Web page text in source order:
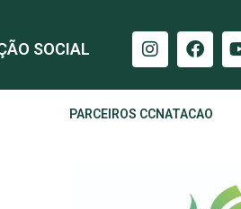
SOCIAL
PARCEIROS CCNATACAO